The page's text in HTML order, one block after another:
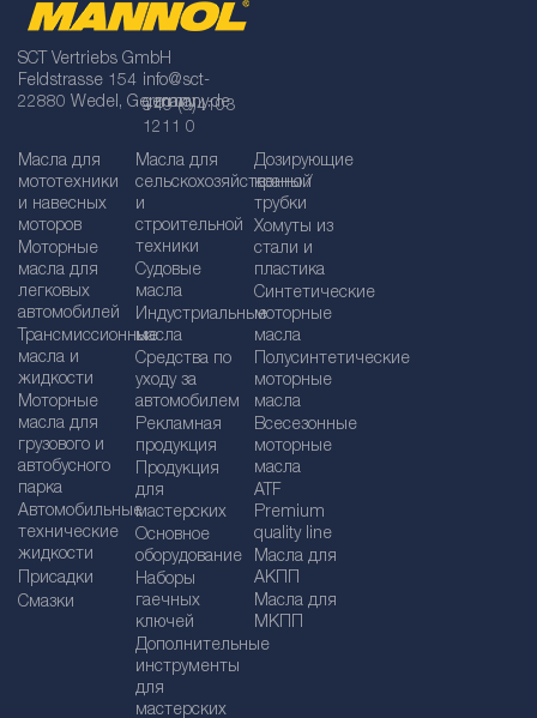
SCT Vertriebs GmbH
Feldstrasse 154
22880 Wedel, Germany
info@sct-
germany.de
+49 (0)4103
1211 0
Масла для
мототехники
и навесных
моторов
Моторные
масла для
легковых
автомобилей
Трансмиссионные
масла и
жидкости
Моторные
масла для
грузового и
автобусного
парка
Автомобильные
технические
жидкости
Присадки
Смазки
Масла для
сельскохозяйственной
и
строительной
техники
Судовые
масла
Индустриальные
масла
Средства по
уходу за
автомобилем
Рекламная
продукция
Продукция
для
мастерских
Основное
оборудование
Наборы
гаечных
ключей
Дополнительные
инструменты
для
мастерских
Дозирующие
краны /
трубки
Хомуты из
стали и
пластика
Синтетические
моторные
масла
Полусинтетические
моторные
масла
Bсесезонные
моторные
масла
ATF
Premium
quality line
Масла для
АКПП
Масла для
МКПП